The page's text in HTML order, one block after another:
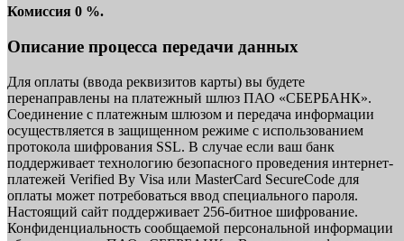
Комиссия 0 %.
Описание процесса передачи данных
Для оплаты (ввода реквизитов карты) вы будете
перенаправлены на платежный шлюз ПАО «СБЕРБАНК».
Соединение с платежным шлюзом и передача информации
осуществляется в защищенном режиме с использованием
протокола шифрования SSL. В случае если ваш банк
поддерживает технологию безопасного проведения интернет-
платежей Verified By Visa или MasterCard SecureCode для
оплаты может потребоваться ввод специального пароля.
Настоящий сайт поддерживает 256-битное шифрование.
Конфиденциальность сообщаемой персональной информации